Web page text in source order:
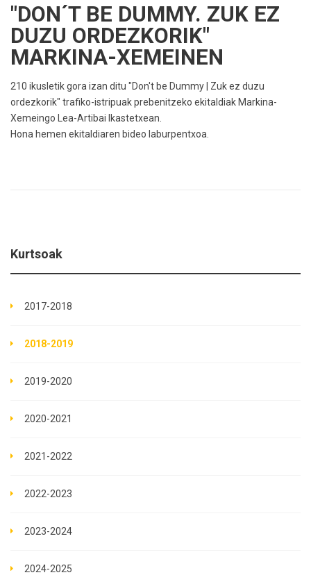
"DON´T BE DUMMY. ZUK EZ
DUZU ORDEZKORIK"
MARKINA-XEMEINEN
210 ikusletik gora izan ditu "Don't be Dummy | Zuk ez duzu
ordezkorik" trafiko-istripuak prebenitzeko ekitaldiak Markina-
Xemeingo Lea-Artibai Ikastetxean.
Hona hemen ekitaldiaren bideo laburpentxoa.
Kurtsoak
2017-2018
2018-2019
2019-2020
2020-2021
2021-2022
2022-2023
2023-2024
2024-2025